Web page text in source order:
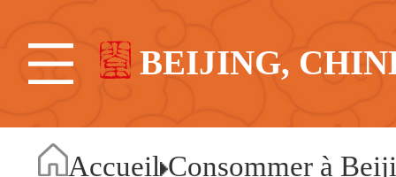
BEIJING,
Accueil Consommer à